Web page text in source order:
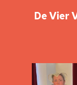
De Vier